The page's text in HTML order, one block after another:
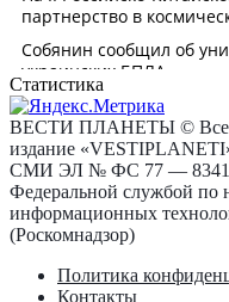
Статистика
ВЕСТИ ПЛАНЕТЫ © Все
издание
СМИ ЭЛ № ФС 77 — 83416
Федеральной службой по
информационных
(Роскомнадзор)
Политика
Контакты